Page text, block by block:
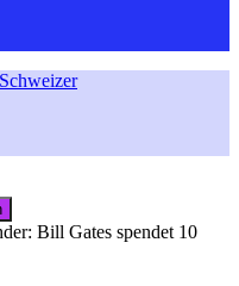
Bill Gates spendet 10